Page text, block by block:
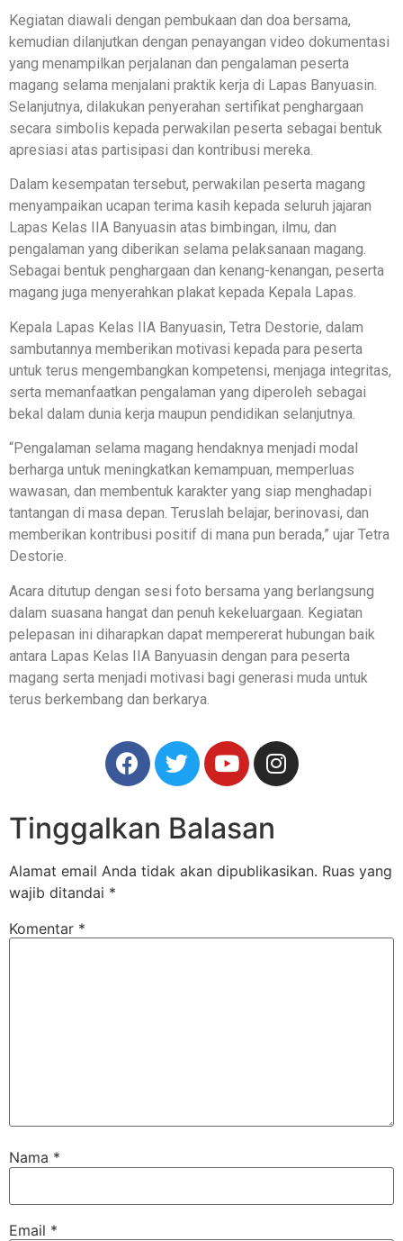
Kegiatan diawali dengan pembukaan dan doa bersama,
kemudian dilanjutkan dengan penayangan video dokumentasi
yang menampilkan perjalanan dan pengalaman peserta
magang selama menjalani praktik kerja di Lapas Banyuasin.
Selanjutnya, dilakukan penyerahan sertifikat penghargaan
secara simbolis kepada perwakilan peserta sebagai bentuk
apresiasi atas partisipasi dan kontribusi mereka.
Dalam kesempatan tersebut, perwakilan peserta magang
menyampaikan ucapan terima kasih kepada seluruh jajaran
Lapas Kelas IIA Banyuasin atas bimbingan, ilmu, dan
pengalaman yang diberikan selama pelaksanaan magang.
Sebagai bentuk penghargaan dan kenang-kenangan, peserta
magang juga menyerahkan plakat kepada Kepala Lapas.
Kepala Lapas Kelas IIA Banyuasin, Tetra Destorie, dalam
sambutannya memberikan motivasi kepada para peserta
untuk terus mengembangkan kompetensi, menjaga integritas,
serta memanfaatkan pengalaman yang diperoleh sebagai
bekal dalam dunia kerja maupun pendidikan selanjutnya.
“Pengalaman selama magang hendaknya menjadi modal
berharga untuk meningkatkan kemampuan, memperluas
wawasan, dan membentuk karakter yang siap menghadapi
tantangan di masa depan. Teruslah belajar, berinovasi, dan
memberikan kontribusi positif di mana pun berada,” ujar Tetra
Destorie.
Acara ditutup dengan sesi foto bersama yang berlangsung
dalam suasana hangat dan penuh kekeluargaan. Kegiatan
pelepasan ini diharapkan dapat mempererat hubungan baik
antara Lapas Kelas IIA Banyuasin dengan para peserta
magang serta menjadi motivasi bagi generasi muda untuk
terus berkembang dan berkarya.
Tinggalkan Balasan
Alamat email Anda tidak akan dipublikasikan. Ruas yang
wajib ditandai *
Komentar *
Nama *
Email *